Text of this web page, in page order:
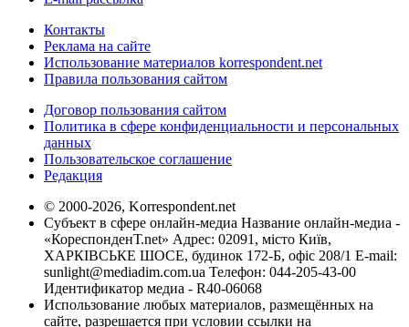
Контакты
Реклама на сайте
Использование материалов korrespondent.net
Правила пользования сайтом
Договор пользования сайтом
Политика в сфере конфиденциальности и персональных
данных
Пользовательское соглашение
Редакция
© 2000-2026, Korrespondent.net
Субъект в сфере онлайн-медиа Название онлайн-медиа -
«КореспонденТ.net» Адрес: 02091, місто Київ,
ХАРКІВСЬКЕ ШОСЕ, будинок 172-Б, офіс 208/1 E-mail:
sunlight@mediadim.com.ua Телефон: 044-205-43-00
Идентификатор медиа - R40-06068
Использование любых материалов, размещённых на
сайте, разрешается при условии ссылки на